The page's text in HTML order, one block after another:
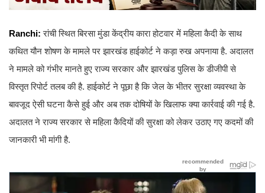
Ranchi: रांची स्थित बिरसा मुंडा केंद्रीय कारा होटवार में महिला कैदी के साथ
कथित यौन शोषण के मामले पर झारखंड हाईकोर्ट ने कड़ा रुख अपनाया है. अदालत
ने मामले को गंभीर मानते हुए राज्य सरकार और झारखंड पुलिस के डीजीपी से
विस्तृत रिपोर्ट तलब की है. हाईकोर्ट ने पूछा है कि जेल के भीतर सुरक्षा व्यवस्था के
बावजूद ऐसी घटना कैसे हुई और अब तक दोषियों के खिलाफ क्या कार्रवाई की गई है.
अदालत ने राज्य सरकार से महिला कैदियों की सुरक्षा को लेकर उठाए गए कदमों की
जानकारी भी मांगी है.